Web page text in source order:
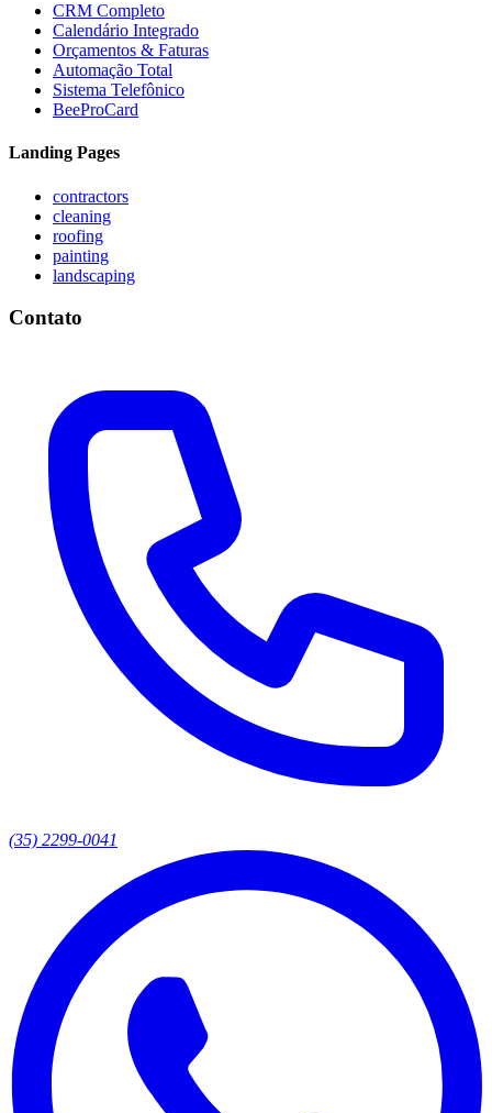
CRM Completo
Calendário Integrado
Orçamentos & Faturas
Automação Total
Sistema Telefônico
BeeProCard
Landing Pages
contractors
cleaning
roofing
painting
landscaping
Contato
(35) 2299-0041